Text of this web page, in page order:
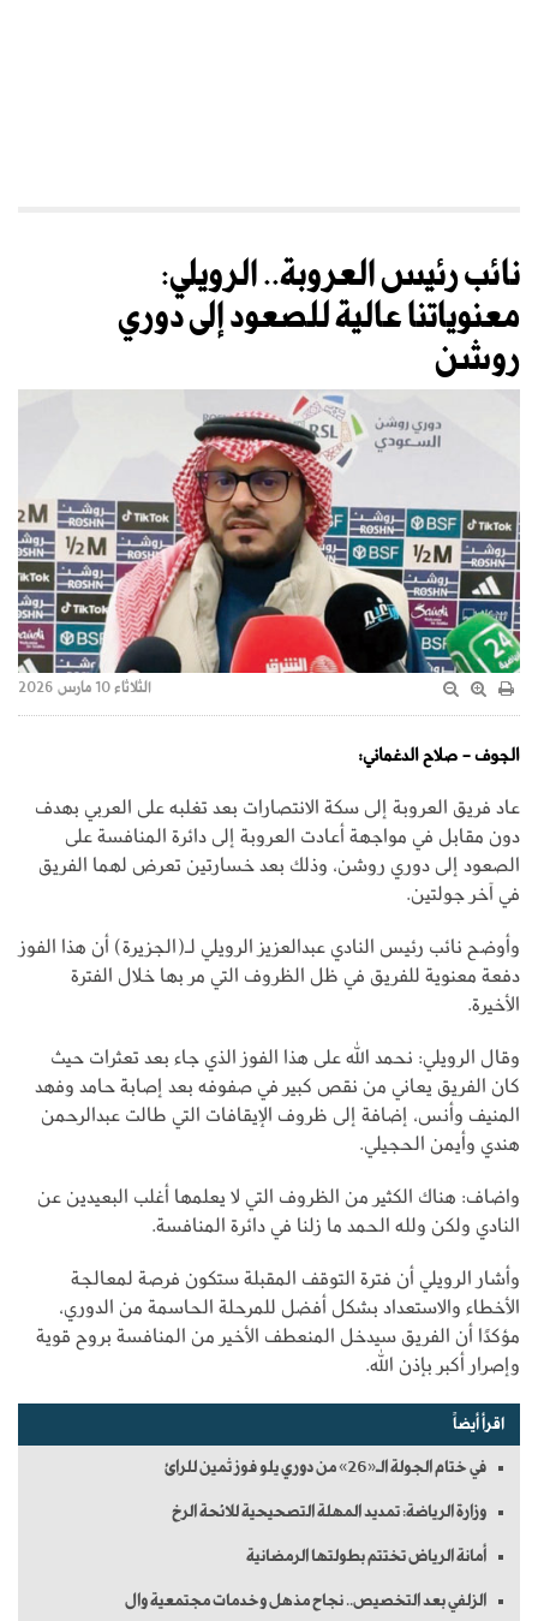
نائب رئيس العروبة.. الرويلي:
معنوياتنا عالية للصعود إلى دوري
روشن
الثلاثاء 10 مارس 2026
الجوف - صلاح الدغماني:
عاد فريق العروبة إلى سكة الانتصارات بعد تغلبه على العربي بهدف
دون مقابل في مواجهة أعادت العروبة إلى دائرة المنافسة على
الصعود إلى دوري روشن، وذلك بعد خسارتين تعرض لهما الفريق
في آخر جولتين.
وأوضح نائب رئيس النادي عبدالعزيز الرويلي لـ(الجزيرة) أن هذا الفوز
دفعة معنوية للفريق في ظل الظروف التي مر بها خلال الفترة
الأخيرة.
وقال الرويلي: نحمد الله على هذا الفوز الذي جاء بعد تعثرات حيث
كان الفريق يعاني من نقص كبير في صفوفه بعد إصابة حامد وفهد
المنيف وأنس، إضافة إلى ظروف الإيقافات التي طالت عبدالرحمن
هندي وأيمن الحجيلي.
واضاف: هناك الكثير من الظروف التي لا يعلمها أغلب البعيدين عن
النادي ولكن ولله الحمد ما زلنا في دائرة المنافسة.
وأشار الرويلي أن فترة التوقف المقبلة ستكون فرصة لمعالجة
الأخطاء والاستعداد بشكل أفضل للمرحلة الحاسمة من الدوري،
مؤكدًا أن الفريق سيدخل المنعطف الأخير من المنافسة بروح قوية
وإصرار أكبر بإذن الله.
اقرأ أيضاً
في ختام الجولة الـ«26» من دوري يلو فوز ثمين للرائ
وزارة الرياضة: تمديد المهلة التصحيحية للائحة الرخ
أمانة الرياض تختتم بطولتها الرمضانية
الزلفي بعد التخصيص.. نجاح مذهل وخدمات مجتمعية وال